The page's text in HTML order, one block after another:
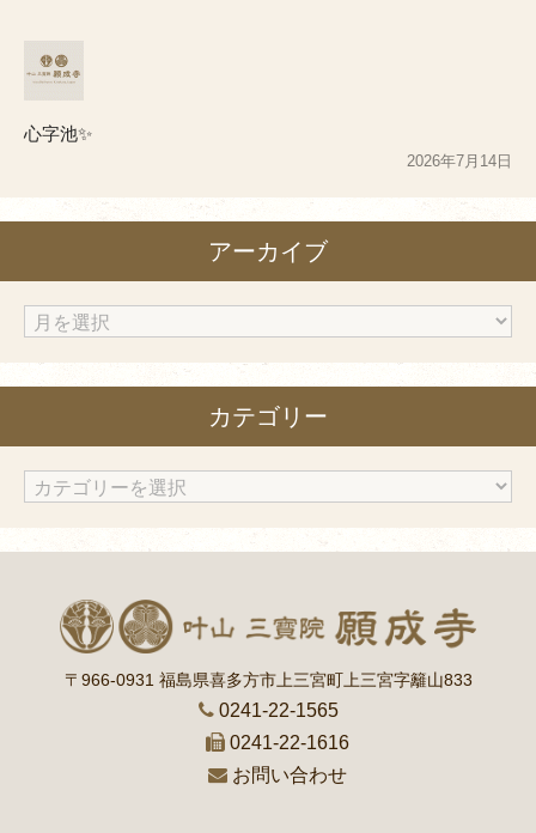
心字池✨
2026年7月14日
アーカイブ
ア
カ
ブ
カテゴリー
カ
ゴ
〒966-0931 福島県喜多方市上三宮町上三宮字籬山833
0241-22-1565
0241-22-1616
お問い合わせ